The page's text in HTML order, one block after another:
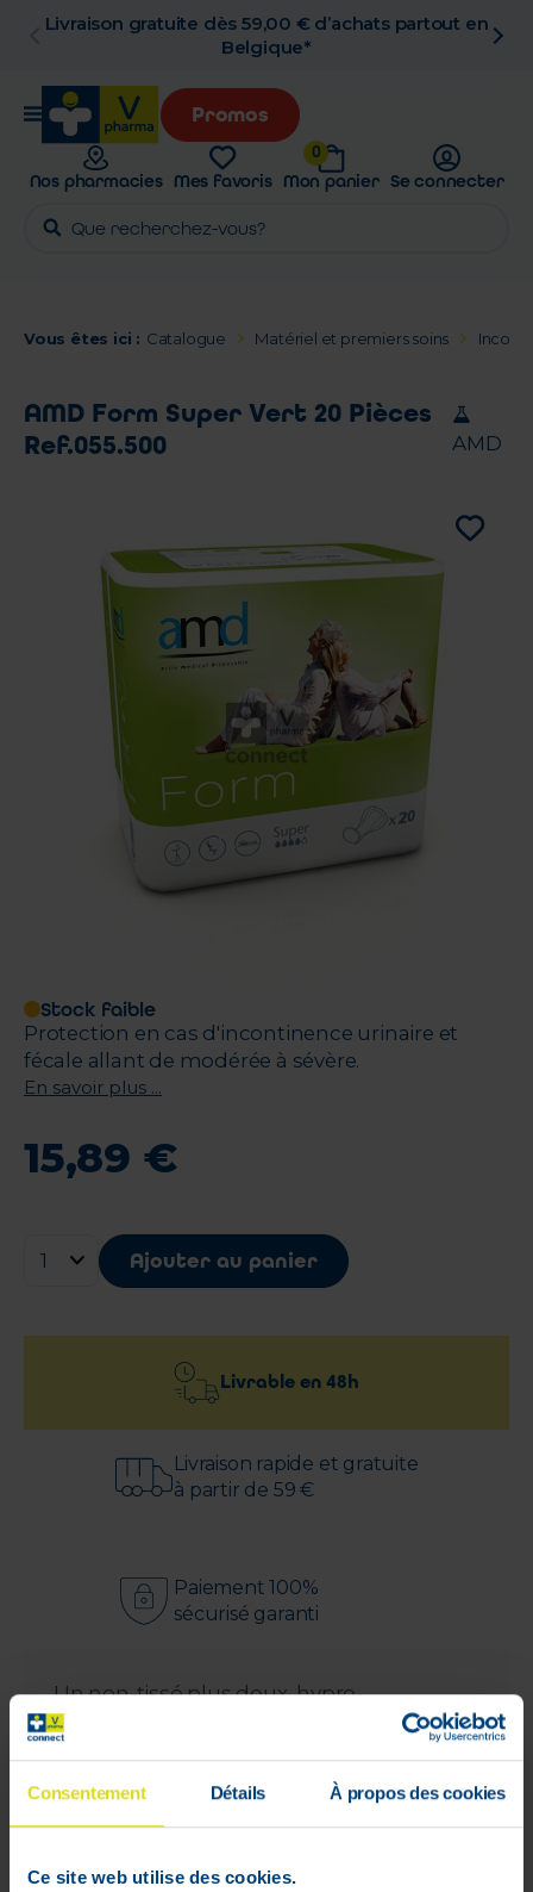
Consentement Détails À propos des cookies
Ce site web utilise des cookies.
Livraison gratuite dès 59,00 € d’achats partout en
Belgique*
Promos
Nos pharmacies Mes favoris
0
Mon panier Se connecter
Vous êtes ici : Catalogue Matériel et premiers soins
AMD Form Super Vert 20 Pièces
Ref.055.500
AMD
Stock faible
Protection en cas d'incontinence urinaire et
fécale allant de modérée à sévère.
En savoir plus ...
15,89 €
Ajouter au panier
Livrable en 48h
Livraison rapide et gratuite
à partir de 59 €
Paiement 100%
sécurisé garanti
Un non-tissé plus doux, hypro-
allergénique, procurant confort et bien-
être.
Barrières anti-fuites intégrales hautes.
Double ceinture élastique pour un
ajustement précis.